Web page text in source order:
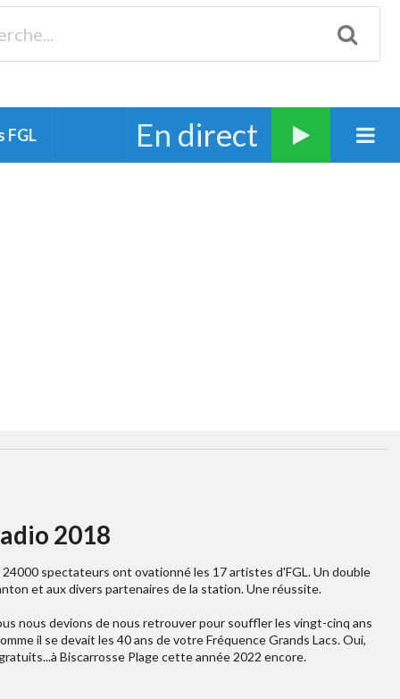
FGL En direct
2018
24000 spectateurs ont ovationné les 17 artistes d'FGL. Un double
et aux divers partenaires de la station. Une réussite.
nous devions de nous retrouver pour souffler les vingt-cinq ans
il se devait les 40 ans de votre Fréquence Grands Lacs. Oui,
Biscarrosse Plage cette année 2022 encore.